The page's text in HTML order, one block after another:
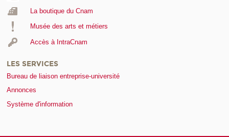
La boutique du Cnam
Musée des arts et métiers
Accès à IntraCnam
LES SERVICES
Bureau de liaison entreprise-université
Annonces
Système d'information